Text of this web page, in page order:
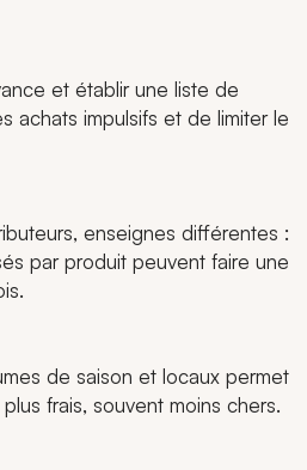
et établir une liste de
achats impulsifs et de limiter le
enseignes différentes :
par produit peuvent faire une
de saison et locaux permet
frais, souvent moins chers.